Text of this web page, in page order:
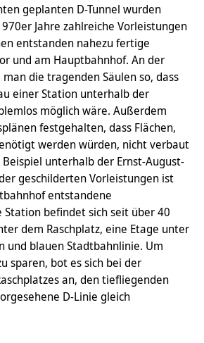
geplanten D-Tunnel wurden
Jahre zahlreiche Vorleistungen
entstanden nahezu fertige
und am Hauptbahnhof. An der
die tragenden Säulen so, dass
einer Station unterhalb der
möglich wäre. Außerdem
festgehalten, dass Flächen,
werden würden, nicht verbaut
unterhalb der Ernst-August-
geschilderten Vorleistungen ist
entstandene
befindet sich seit über 40
dem Raschplatz, eine Etage unter
und blauen Stadtbahnlinie. Um
sparen, bot es sich bei der
an, den tiefliegenden
D-Linie gleich